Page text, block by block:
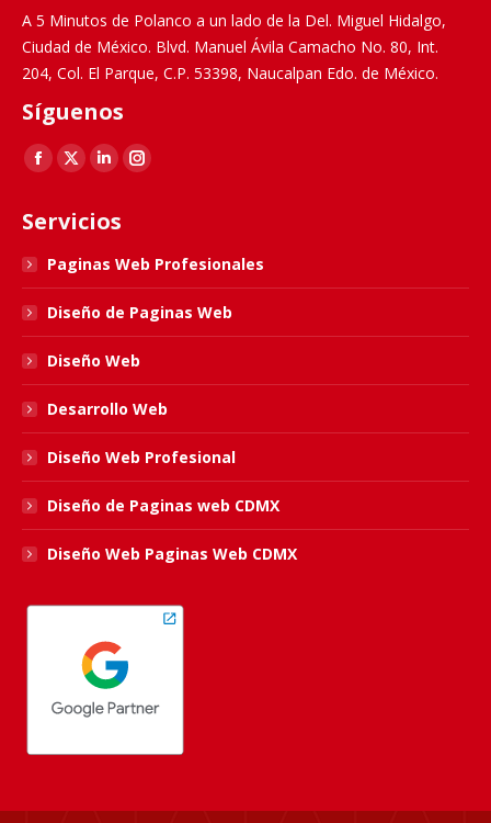
A 5 Minutos de Polanco a un lado de la Del. Miguel Hidalgo,
Ciudad de México. Blvd. Manuel Ávila Camacho No. 80, Int.
204, Col. El Parque, C.P. 53398, Naucalpan Edo. de México.
Síguenos
Find us on:
Facebook
opens
in
new
window
X
opens
in
new
window
Linkedin
opens
new
window
Instagram
in
new
window
Servicios
Paginas Web Profesionales
Diseño de Paginas Web
Diseño Web
Desarrollo Web
Diseño Web Profesional
Diseño de Paginas web CDMX
Diseño Web Paginas Web CDMX